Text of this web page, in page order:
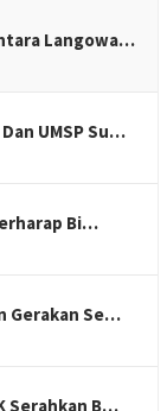
Langowa…
UMSP Su…
Bi…
Gerakan Se…
Serahkan B…